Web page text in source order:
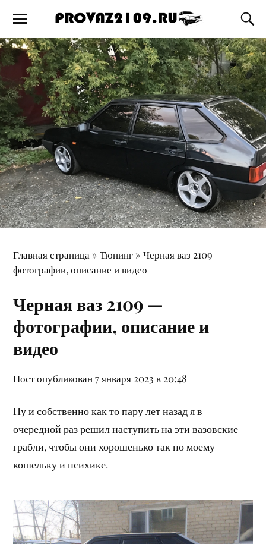
Главная страница »Тюнинг »Черная ваз 2109 —
фотографии, описание и видео
Черная ваз 2109 —
фотографии, описание и
видео
Пост опубликован 7 января 2023 в 20:48
Ну и собственно как то пару лет назад я в
очередной раз решил наступить на эти вазовские
грабли, чтобы они хорошенько так по моему
кошельку и психике.